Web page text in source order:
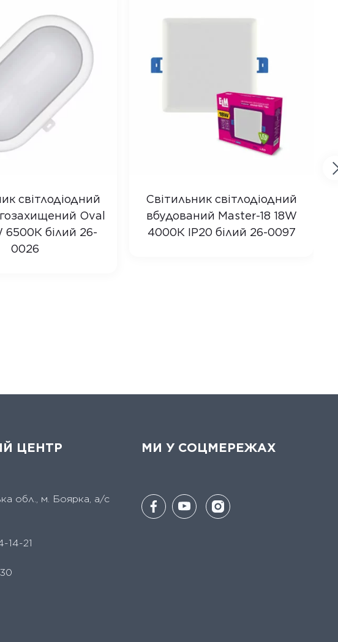
світлодіодний
Oval
6500К білий 26-
0026
Світильник світлодіодний
вбудований Master-18 18W
4000К IP20 білий 26-0097
ЦЕНТР
обл., м. Боярка, а/с
14-21
МИ У СОЦМЕРЕЖАХ